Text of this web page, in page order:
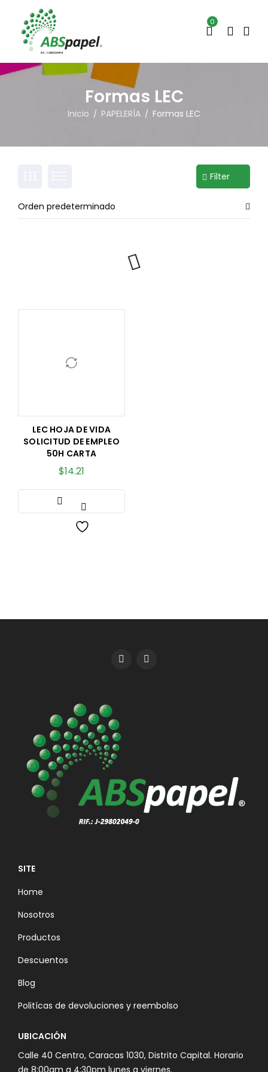
0
Formas LEC
Inicio / PAPELERÍA / Formas LEC
Filter
Orden predeterminado
LEC HOJA DE VIDA
SOLICITUD DE EMPLEO
50H CARTA
$14.21
SITE
Home
Nosotros
Productos
Descuentos
Blog
Politícas de devoluciones y reembolso
UBICACIÓN
Calle 40 Centro, Caracas 1030, Distrito Capital. Horario
de 8:00am a 4:30pm lunes a viernes.